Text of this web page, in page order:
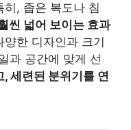
, 좁은 복도나 침
씬 넓어 보이는 효과
한 디자인과 크기
과 공간에 맞게 선
세련된 분위기를 연